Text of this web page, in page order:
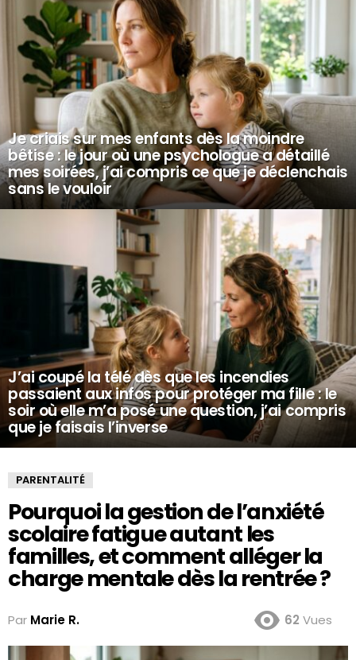
Je criais sur mes enfants dès la moindre
bêtise : le jour où une psychologue a détaillé
mes soirées, j’ai compris ce que je déclenchais
sans le vouloir
J’ai coupé la télé dès que les incendies
passaient aux infos pour protéger ma fille : le
soir où elle m’a posé une question, j’ai compris
que je faisais l’inverse
PARENTALITÉ
Pourquoi la gestion de l’anxiété
scolaire fatigue autant les
familles, et comment alléger la
charge mentale dès la rentrée ?
Par Marie R. 62 Vues